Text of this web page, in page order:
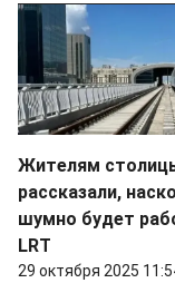
Жителям
рассказали,
шумно будет
LRT
29 октября 2025